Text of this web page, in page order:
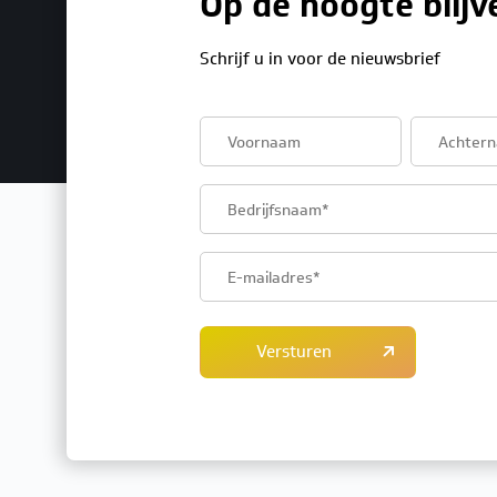
Schrijf u in voor de nieuwsbrief
First
name
Last
name
Company
name
Email
address